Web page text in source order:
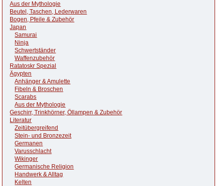
Aus der Mythologie
Beutel, Taschen, Lederwaren
Bogen, Pfeile & Zubehör
Japan
Samurai
Ninja
Schwertständer
Waffenzubehör
Ratatoskr Spezial
Ägypten
Anhänger & Amulette
Fibeln & Broschen
Scarabs
Aus der Mythologie
Geschirr, Trinkhörner, Öllampen & Zubehör
Literatur
Zeitübergreifend
Stein- und Bronzezeit
Germanen
Varusschlacht
Wikinger
Germanische Religion
Handwerk & Alltag
Kelten